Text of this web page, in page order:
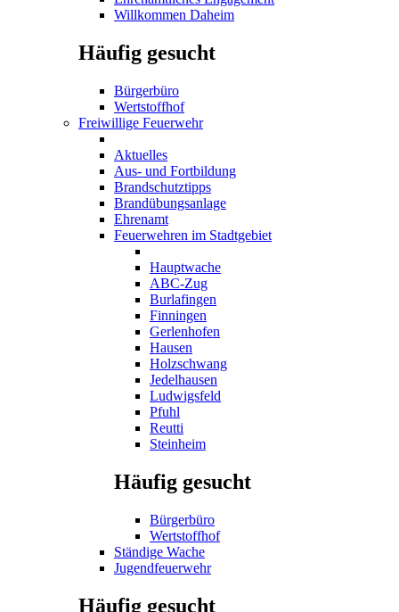
Willkommen Daheim
Häufig gesucht
Bürgerbüro
Wertstoffhof
Freiwillige Feuerwehr
Aktuelles
Aus- und Fortbildung
Brandschutztipps
Brandübungsanlage
Ehrenamt
Feuerwehren im Stadtgebiet
Hauptwache
ABC-Zug
Burlafingen
Finningen
Gerlenhofen
Hausen
Holzschwang
Jedelhausen
Ludwigsfeld
Pfuhl
Reutti
Steinheim
Häufig gesucht
Bürgerbüro
Wertstoffhof
Ständige Wache
Jugendfeuerwehr
Häufig gesucht